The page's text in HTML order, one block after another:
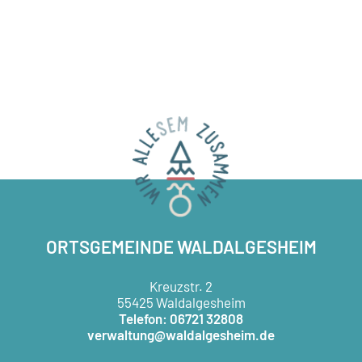
ORTSGEMEINDE WALDALGESHEIM
Kreuzstr. 2
55425 Waldalgesheim
Telefon: 06721 32808
verwaltung@waldalgesheim.de